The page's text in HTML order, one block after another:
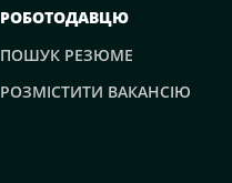
РОБОТОДАВЦЮ
ПОШУК РЕЗЮМЕ
РОЗМІСТИТИ ВАКАНСІЮ